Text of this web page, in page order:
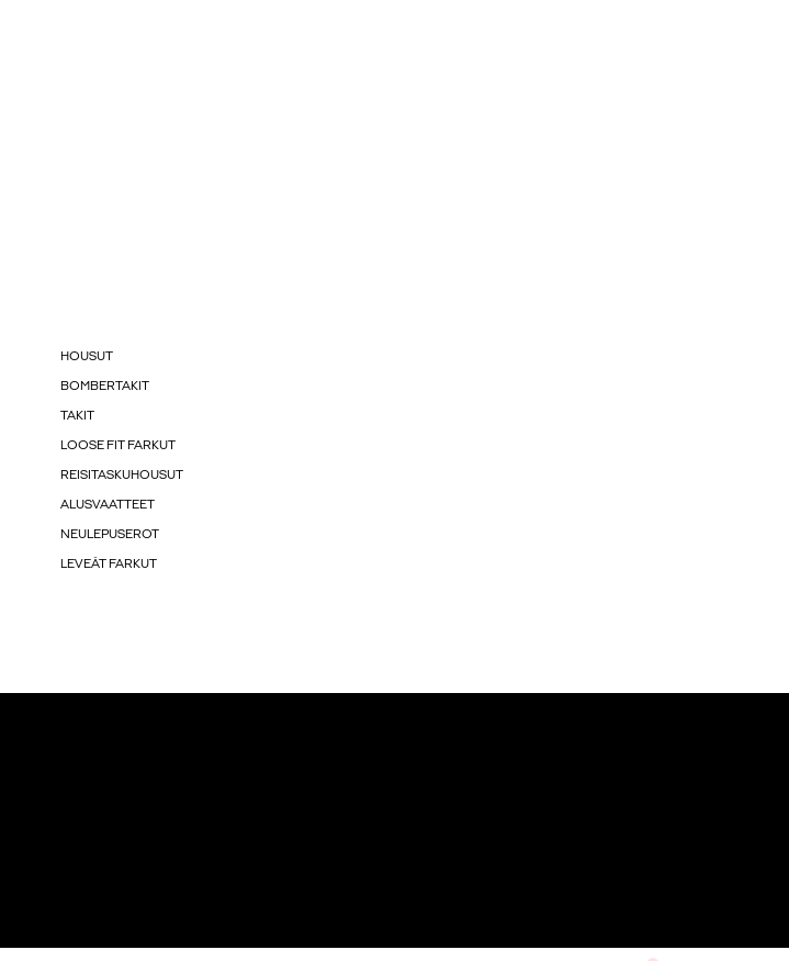
HOUSUT
BOMBERTAKIT
TAKIT
LOOSE FIT FARKUT
REISITASKUHOUSUT
ALUSVAATTEET
NEULEPUSEROT
LEVEÄT FARKUT